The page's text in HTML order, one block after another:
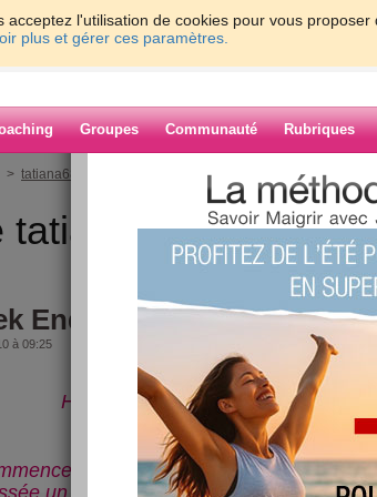
l'utilisation de cookies pour vous proposer
plus et gérer ces paramètres.
Groupes Communauté Rubriques
> tatiana68 > Un Week End Positif!!!!!!
tatiana68
End Positif!!!!!!
à 09:25
Hello à vous,
m'a semaine avec une pêche
un superbe Week end et qui me fait